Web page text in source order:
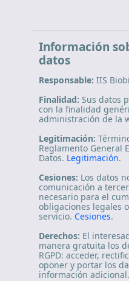
Información
datos
Responsable: IIS
Finalidad: Sus datos
con la finalidad
administración de la
Legitimación:
Reglamento General
Datos. Legitimación.
Cesiones: Los datos
comunicación a
necesario para el
obligaciones legales
servicio. Cesiones.
Derechos: El
manera gratuita los
RGPD: acceder,
oponer y portar los
información adicional.